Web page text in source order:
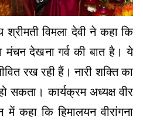
विमला देवी ने कहा कि
मंचन देखना गर्व की बात है। ये
रख रही हैं। नारी शक्ति का
सकता। कार्यक्रम अध्यक्ष वीर
कहा कि हिमालयन वीरांगना